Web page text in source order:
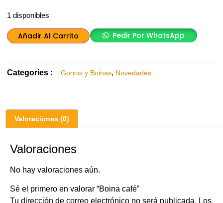
1 disponibles
Añadir Al Carrito Pedir Por WhatsApp
Categories : Gorros y Boinas, Novedades
Valoraciones (0)
Valoraciones
No hay valoraciones aún.
Sé el primero en valorar “Boina café”
Tu dirección de correo electrónico no será publicada. Los